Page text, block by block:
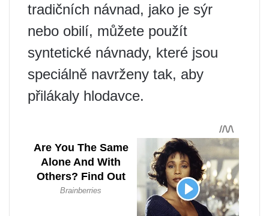
tradičních návnad, jako je sýr
nebo obilí, můžete použít
syntetické návnady, které jsou
speciálně navrženy tak, aby
přilákaly hlodavce.